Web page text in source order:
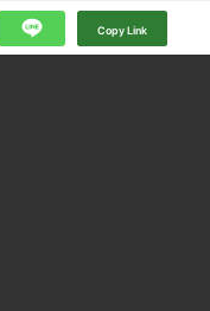
Copy Link